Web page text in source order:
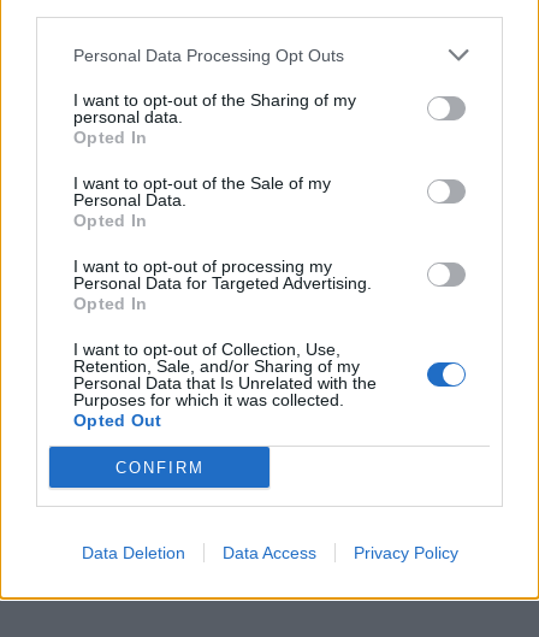
Personal Data Processing Opt Outs
I want to opt-out of the Sharing of my
personal data.
Opted In
I want to opt-out of the Sale of my
Personal Data.
Opted In
I want to opt-out of processing my
Personal Data for Targeted Advertising.
Opted In
I want to opt-out of Collection, Use,
Retention, Sale, and/or Sharing of my
Personal Data that Is Unrelated with the
Purposes for which it was collected.
Opted Out
CONFIRM
Data Deletion Data Access Privacy Policy
Alpha Bank: Για πρώτη φορά το Αρχαίο Θέατρο Επιδαύρου άνοιξε τις
ΠΕΡΙΣΣΌΤΕΡΑ ΣΕ ΑΥΤΉ ΤΗΝ ΚΑΤΗΓΟΡΊΑ
Η ευρωπαϊκή πρωτιά της
ΕΝΔΙΑΛΕ στη διεθνή
01/04/2024 - 14:00
ριζικά
01/04/2024 - 14:57